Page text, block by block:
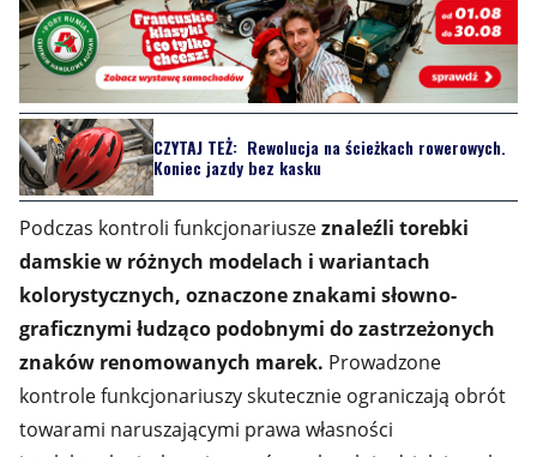
CZYTAJ TEŻ:Rewolucja na ścieżkach rowerowych.
Koniec jazdy bez kasku
Podczas kontroli funkcjonariusze znaleźli torebki
damskie w różnych modelach i wariantach
kolorystycznych, oznaczone znakami słowno-
graficznymi łudząco podobnymi do zastrzeżonych
znaków renomowanych marek.Prowadzone
kontrole funkcjonariuszy skutecznie ograniczają obrót
towarami naruszającymi prawa własności
intelektualnej, chroniąc zarówno legalnie działających
przedsiębiorców, jak i konsumentów przed skutkami
nieuczciwej konkurencji.